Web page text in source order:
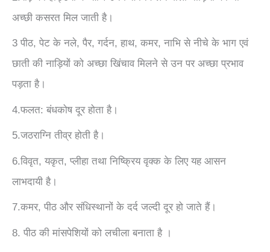
अच्छी कसरत मिल जाती है।
3 पीठ, पेट के नले, पैर, गर्दन, हाथ, कमर, नाभि से नीचे के भाग एवं
छाती की नाड़ियों को अच्‍छा खिंचाव मिलने से उन पर अच्छा प्रभाव
पड़ता है।
4.फलत: बंधकोष दूर होता है।
5.जठराग्नि तीव्र होती है।
6.विवृत, यकृत, प्लीहा तथा निष्क्रिय वृक्क के लिए यह आसन
लाभदायी है।
7.कमर, पीठ और संधिस्थानों के दर्द जल्दी दूर हो जाते हैं।
8. पीठ की मांसपेशियों को लचीला बनाता है ।